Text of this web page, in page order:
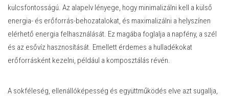
kulcsfontosságú. Az alapelv lényege, hogy minimalizálni kell a külső
energia- és erőforrás-behozatalokat, és maximalizálni a helyszínen
elérhető energia felhasználását. Ez magába foglalja a napfény, a szél
és az esővíz hasznosítását. Emellett érdemes a hulladékokat
erőforrásként kezelni, például a komposztálás révén.
A sokféleség, ellenállóképesség és együttműködés elve azt sugallja,